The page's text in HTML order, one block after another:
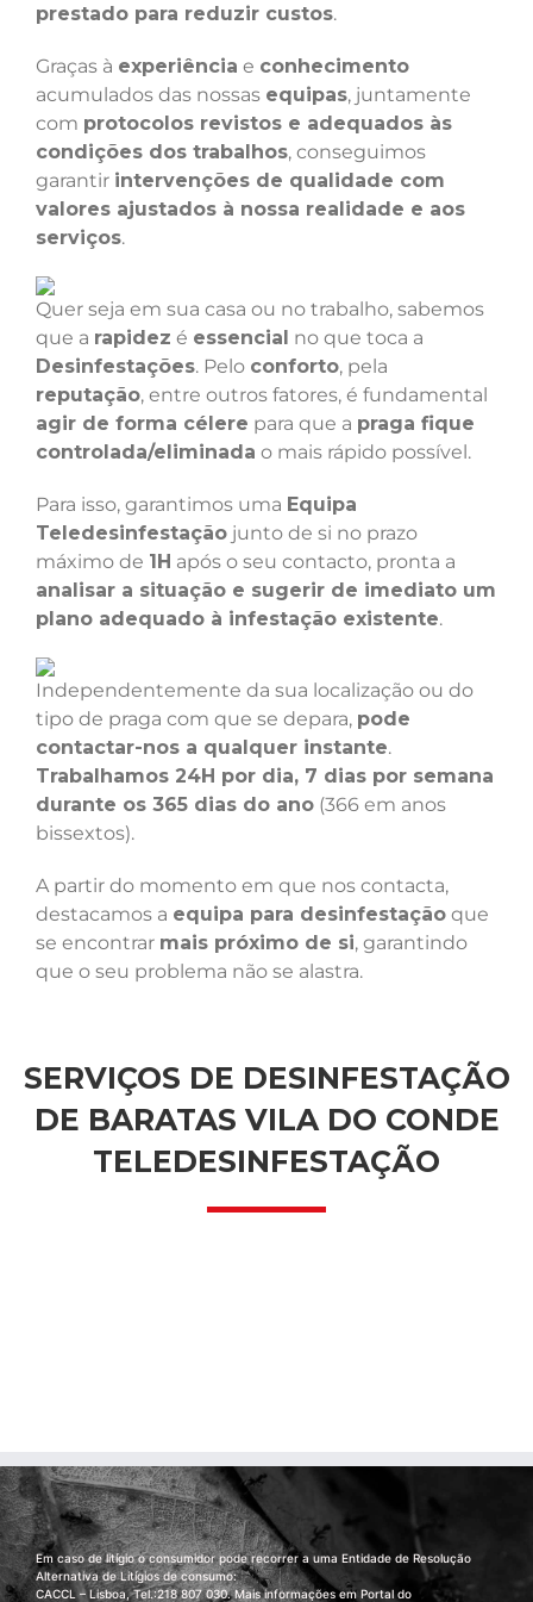
prestado para reduzir custos.
Graças à experiência e conhecimento
acumulados das nossas equipas, juntamente
com protocolos revistos e adequados às
condições dos trabalhos, conseguimos
garantir intervenções de qualidade com
valores ajustados à nossa realidade e aos
serviços.
Quer seja em sua casa ou no trabalho, sabemos
que a rapidez é essencial no que toca a
Desinfestações. Pelo conforto, pela
reputação, entre outros fatores, é fundamental
agir de forma célere para que a praga fique
controlada/eliminada o mais rápido possível.
Para isso, garantimos uma Equipa
Teledesinfestação junto de si no prazo
máximo de 1H após o seu contacto, pronta a
analisar a situação e sugerir de imediato um
plano adequado à infestação existente.
Independentemente da sua localização ou do
tipo de praga com que se depara, pode
contactar-nos a qualquer instante.
Trabalhamos 24H por dia, 7 dias por semana
durante os 365 dias do ano (366 em anos
bissextos).
A partir do momento em que nos contacta,
destacamos a equipa para desinfestação que
se encontrar mais próximo de si, garantindo
que o seu problema não se alastra.
SERVIÇOS DE DESINFESTAÇÃO
DE BARATAS VILA DO CONDE
TELEDESINFESTAÇÃO
Em caso de litígio o consumidor pode recorrer a uma Entidade de Resolução
Alternativa de Litígios de consumo:
CACCL – Lisboa, Tel.:218 807 030. Mais informações em Portal do